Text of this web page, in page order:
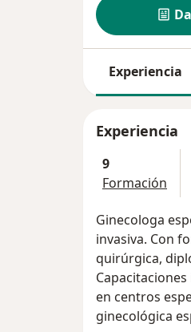
Experiencia
Experiencia
9
Formación
Ginecologa
invasiva. Con
quirúrgica,
en centros
ginecológica